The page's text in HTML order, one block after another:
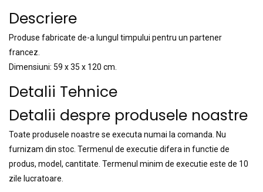
Descriere
Produse fabricate de-a lungul timpului pentru un partener
francez.
Dimensiuni: 59 x 35 x 120 cm.
Detalii Tehnice
Detalii despre produsele noastre
Toate produsele noastre se executa numai la comanda. Nu
furnizam din stoc. Termenul de executie difera in functie de
produs, model, cantitate. Termenul minim de executie este de 10
zile lucratoare.